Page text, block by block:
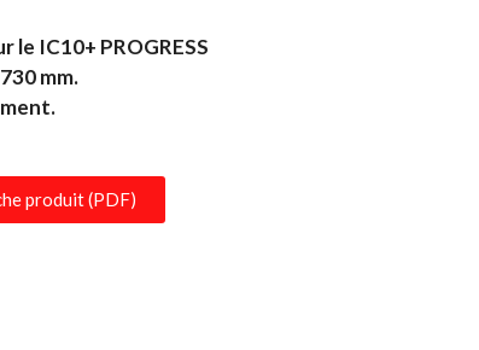
IC10+ PROGRESS
730 mm.
.
produit (PDF)